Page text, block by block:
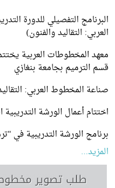
التفصيلي للدورة
التقاليد والفنون)
المخطوطات العربية يختتم
بجامعة بنغازي
المخطوط العربي: التقاليد
أعمال الورشة التدريبية
الورشة التدريبية في “ترميم